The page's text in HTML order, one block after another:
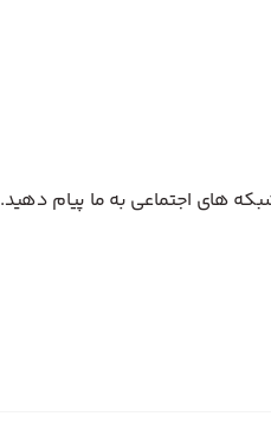
های اجتماعی به ما پیام دهید.